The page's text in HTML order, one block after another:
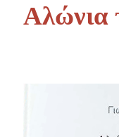
Αλώνια